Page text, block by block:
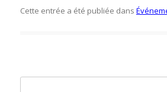
Cette entrée a été publiée dans